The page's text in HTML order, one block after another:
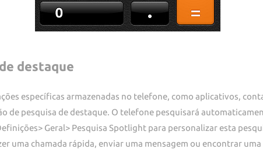
destaque
específicas armazenadas no telefone, como aplicativos,
de pesquisa de destaque. O telefone pesquisará
Geral> Pesquisa Spotlight para personalizar esta
uma chamada rápida, enviar uma mensagem ou encontrar